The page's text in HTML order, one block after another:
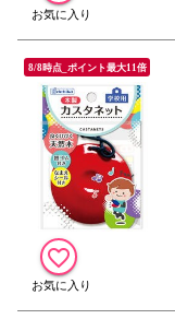
8/8時点_ポイント最大11倍